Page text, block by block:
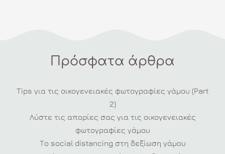
Πρόσφατα άρθρα
Tips για τις οικογενειακές φωτογραφίες γάμου (Part
2)
Λύστε τις απορίες σας για τις οικογενειακές
φωτογραφίες γάμου
Το social distancing στη δεξίωση γάμου